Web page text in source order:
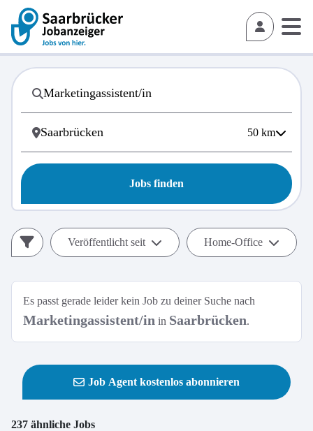
50 km
Jobs finden
Veröffentlicht seit Home-Office
Es passt gerade leider kein Job zu deiner Suche nach
Marketingassistent/in in Saarbrücken.
Job Agent kostenlos abonnieren
237 ähnliche Jobs